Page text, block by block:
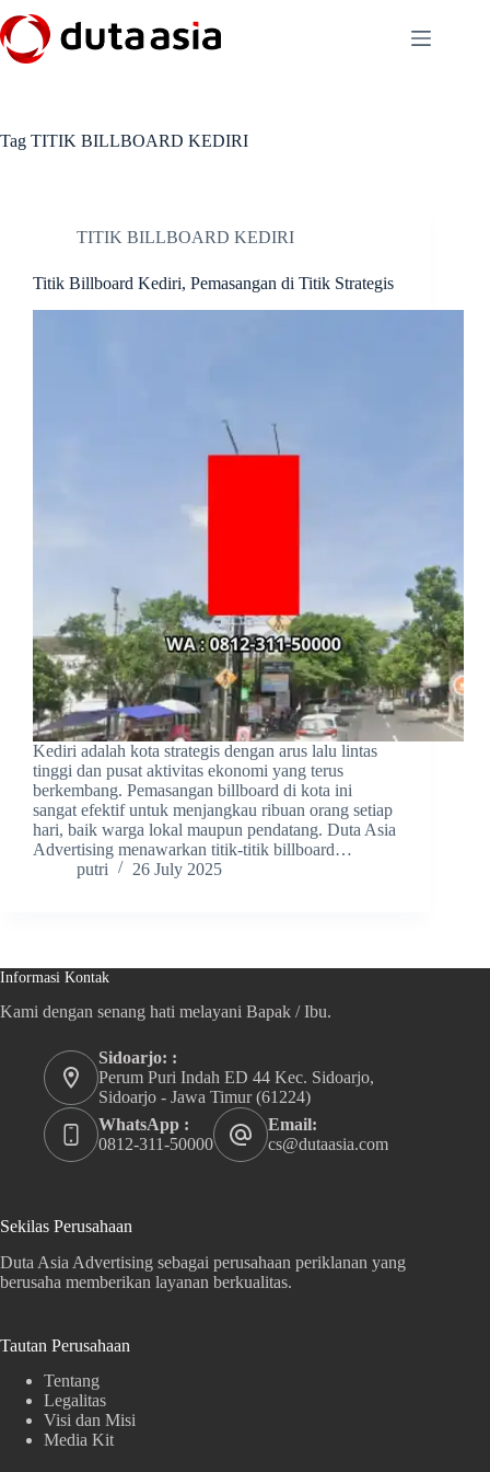
to
content
Tag TITIK BILLBOARD KEDIRI
TITIK BILLBOARD KEDIRI
Titik Billboard Kediri, Pemasangan di Titik Strategis
Kediri adalah kota strategis dengan arus lalu lintas
tinggi dan pusat aktivitas ekonomi yang terus
berkembang. Pemasangan billboard di kota ini
sangat efektif untuk menjangkau ribuan orang setiap
hari, baik warga lokal maupun pendatang. Duta Asia
Advertising menawarkan titik-titik billboard…
putri
26 July 2025
Informasi Kontak
Kami dengan senang hati melayani Bapak / Ibu.
Sidoarjo: :
Perum Puri Indah ED 44 Kec. Sidoarjo,
Sidoarjo - Jawa Timur (61224)
WhatsApp :
0812-311-50000
Email:
cs@dutaasia.com
Sekilas Perusahaan
Duta Asia Advertising sebagai perusahaan periklanan yang
berusaha memberikan layanan berkualitas.
Tautan Perusahaan
Tentang
Legalitas
Visi dan Misi
Media Kit